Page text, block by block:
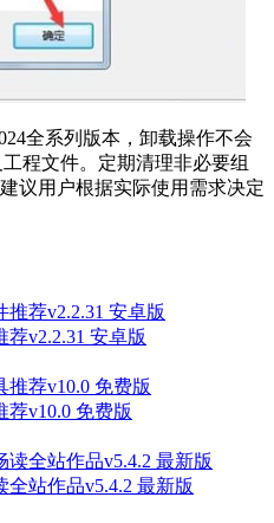
全系列版本，卸载操作不会
程文件。定期清理非必要组
议用户根据实际使用需求决定
v2.2.31 安卓版
v10.0 免费版
站作品v5.4.2 最新版